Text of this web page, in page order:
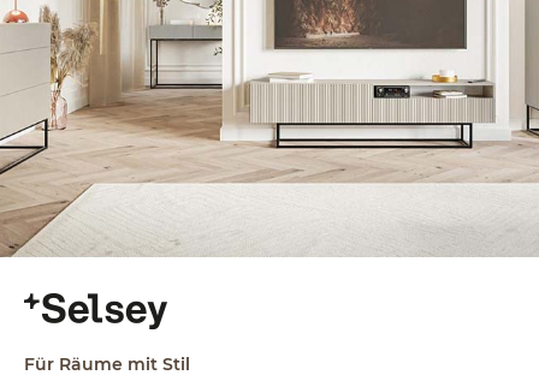
Für Räume mit Stil